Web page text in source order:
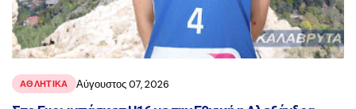
ΑΘΛΗΤΙΚΑ Αύγουστος 07, 2026